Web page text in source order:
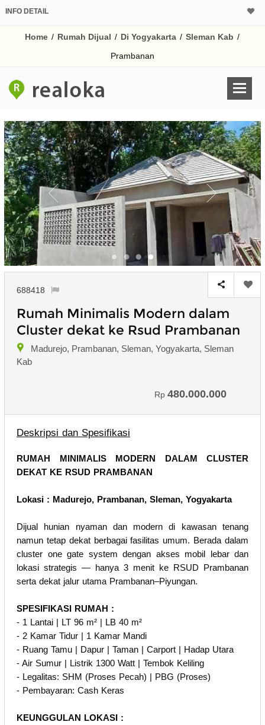
INFO DETAIL
Home / Rumah Dijual / Di Yogyakarta / Sleman Kab /
Prambanan
688418
Rumah Minimalis Modern dalam
Cluster dekat ke Rsud Prambanan
Madurejo, Prambanan, Sleman, Yogyakarta, Sleman
Kab
Rp 480.000.000
Deskripsi dan Spesifikasi
RUMAH MINIMALIS MODERN DALAM CLUSTER
DEKAT KE RSUD PRAMBANAN
Lokasi : Madurejo, Prambanan, Sleman, Yogyakarta
Dijual hunian nyaman dan modern di kawasan tenang
namun tetap dekat berbagai fasilitas umum. Berada dalam
cluster one gate system dengan akses mobil lebar dan
lokasi strategis — hanya 3 menit ke RSUD Prambanan
serta dekat jalur utama Prambanan–Piyungan.
SPESIFIKASI RUMAH :
- 1 Lantai | LT 96 m² | LB 40 m²
- 2 Kamar Tidur | 1 Kamar Mandi
- Ruang Tamu | Dapur | Taman | Carport | Hadap Utara
- Air Sumur | Listrik 1300 Watt | Tembok Keliling
- Legalitas: SHM (Proses Pecah) | PBG (Proses)
- Pembayaran: Cash Keras
KEUNGGULAN LOKASI :
Harga Rp
% /th
Untuk hasil simulasi
pada kotak-
Simpan